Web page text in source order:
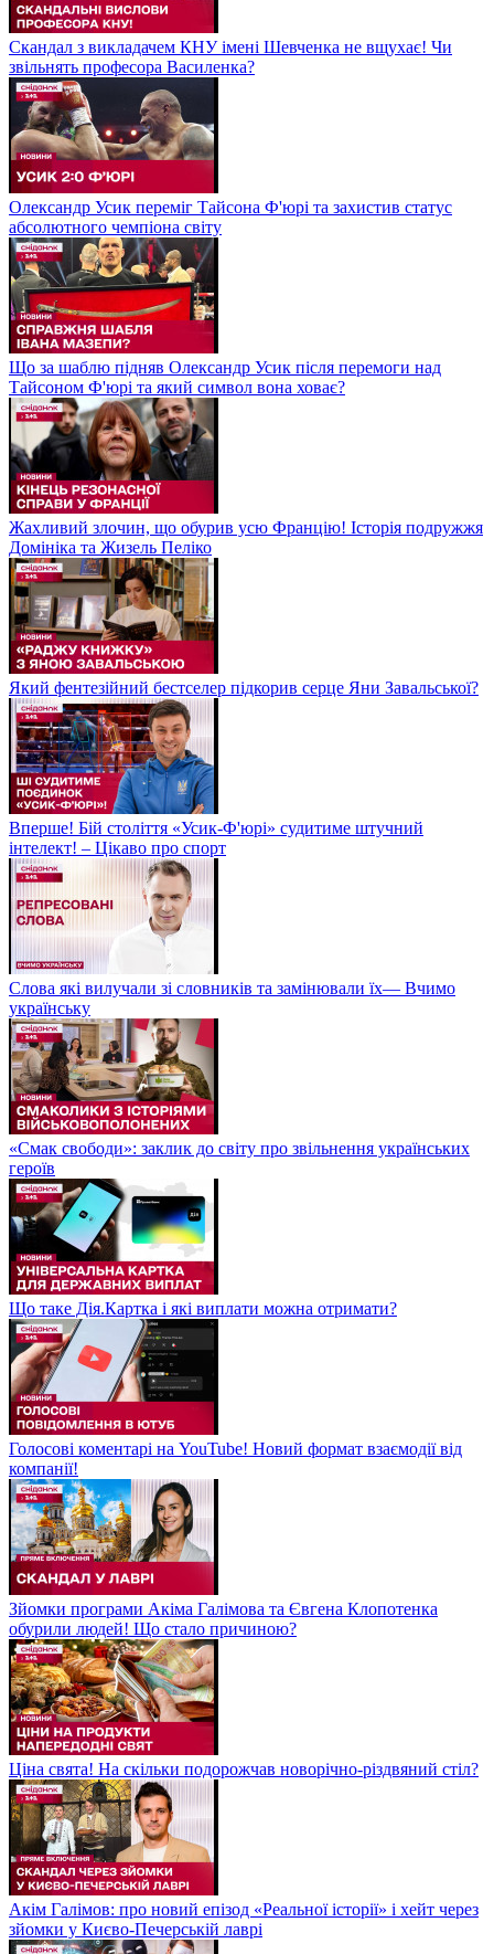
Скандал з викладачем КНУ імені Шевченка не вщухає! Чи
звільнять професора Василенка?
Олександр Усик переміг Тайсона Ф'юрі та захистив статус
абсолютного чемпіона світу
Що за шаблю підняв Олександр Усик після перемоги над
Тайсоном Ф'юрі та який символ вона ховає?
Жахливий злочин, що обурив усю Францію! Історія подружжя
Домініка та Жизель Пеліко
Який фентезійний бестселер підкорив серце Яни Завальської?
Вперше! Бій століття «Усик-Ф'юрі» судитиме штучний
інтелект! – Цікаво про спорт
Слова які вилучали зі словників та замінювали їх— Вчимо
українську
«Смак свободи»: заклик до світу про звільнення українських
героїв
Що таке Дія.Картка і які виплати можна отримати?
Голосові коментарі на YouTube! Новий формат взаємодії від
компанії!
Зйомки програми Акіма Галімова та Євгена Клопотенка
обурили людей! Що стало причиною?
Ціна свята! На скільки подорожчав новорічно-різдвяний стіл?
Акім Галімов: про новий епізод «Реальної історії» і хейт через
зйомки у Києво-Печерській лаврі